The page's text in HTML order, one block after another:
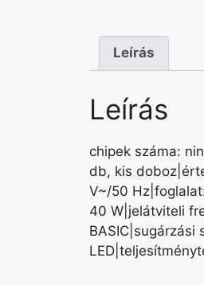
Leírás
Leírás
chipek száma:
db, kis
V~/50
40 W|jelátviteli
BASIC|sugárzási